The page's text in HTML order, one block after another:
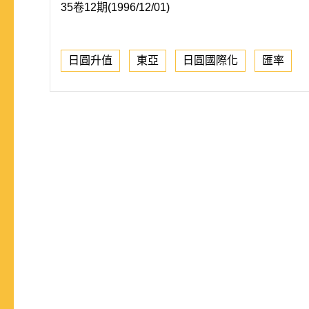
35卷12期(1996/12/01)
日圓升值 東亞 日圓國際化 匯率